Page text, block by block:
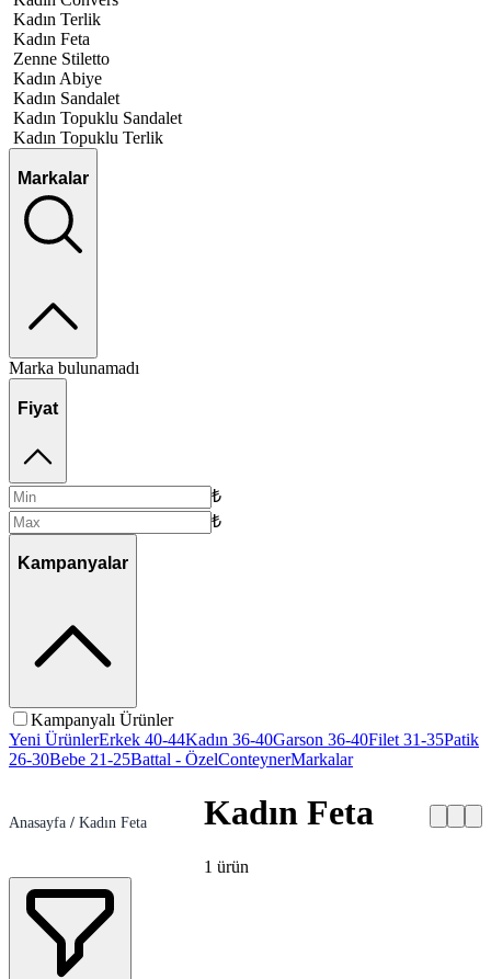
Kadın Terlik
Kadın Feta
Zenne Stiletto
Kadın Abiye
Kadın Sandalet
Kadın Topuklu Sandalet
Kadın Topuklu Terlik
Markalar
Marka bulunamadı
Fiyat
₺
₺
Kampanyalar
Kampanyalı Ürünler
Yeni ÜrünlerErkek 40-44Kadın 36-40Garson 36-40Filet 31-35Patik
26-30Bebe 21-25Battal - ÖzelConteynerMarkalar
Anasayfa / Kadın Feta Kadın Feta
1 ürün